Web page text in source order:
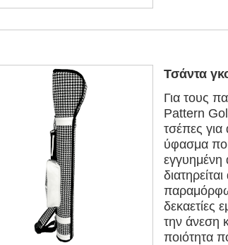
Τσάντα
Για τους
Pattern
τσέπες
ύφασμα
δεκαετίες
την άνεση
ποιότητα